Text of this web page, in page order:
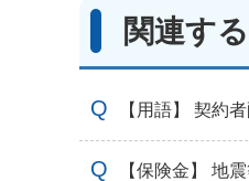
関連す
【用語】 契約
【保険金】 地